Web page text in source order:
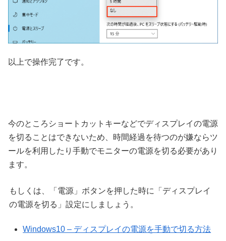
以上で操作完了です。
今のところショートカットキーなどでディスプレイの電源
を切ることはできないため、時間経過を待つのが嫌ならツ
ールを利用したり手動でモニターの電源を切る必要があり
ます。
もしくは、「電源」ボタンを押した時に「ディスプレイ
の電源を切る」設定にしましょう。
Windows10 – ディスプレイの電源を手動で切る方法